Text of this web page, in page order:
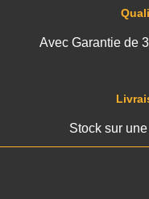
Stock sur
Avec Garantie de